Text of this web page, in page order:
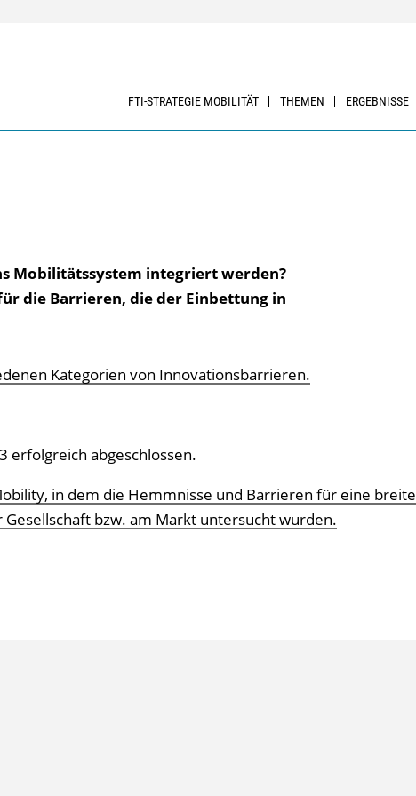
FTI-STRATEGIE MOBILITÄT THEMEN ERGEBNISSE
Mobilitätssystem integriert werden?
die Barrieren, die der Einbettung in
Kategorien von Innovationsbarrieren.
erfolgreich abgeschlossen.
in dem die Hemmnisse und Barrieren für eine breite
bzw. am Markt untersucht wurden.